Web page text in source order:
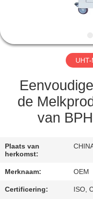
VERZOEK
EEN
CITAAT
PRIVACY
POLICY
de
van
Plaats van
herkomst:
Merknaam: OEM
Certificering: ISO,